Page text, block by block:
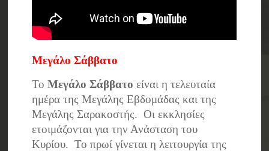
Μεγάλο Σάββατο
ΤοΜεγάλο Σάββατο είναι η τελευταία
ημέρα της Μεγάλης Εβδομάδας και της
Μεγάλης Σαρακοστής. Οι εκκλησίες
ετοιμάζονται για την Ανάσταση του
Κυρίου. Το πρωί γίνεται η λειτουργία της